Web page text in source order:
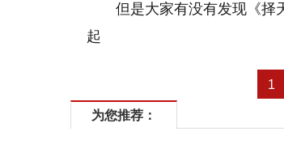
但是大家有没有发现《择
起
1
为您推荐：